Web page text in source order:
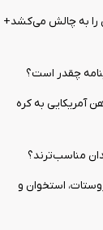
را به چالش می‌کشد+
چقدر است؟
برخورد ۴ تن آهن آمریکایی به کره
مناسب‌ترند؟
پروستات، استخوان و